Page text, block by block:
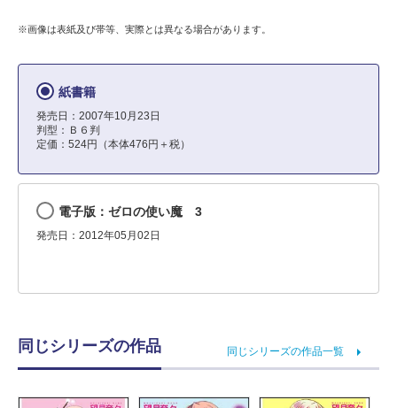
※画像は表紙及び帯等、実際とは異なる場合があります。
紙書籍
発売日：2007年10月23日
判型：Ｂ６判
定価：524円（本体476円＋税）
電子版：ゼロの使い魔 3
発売日：2012年05月02日
同じシリーズの作品 同じシリーズの作品一覧